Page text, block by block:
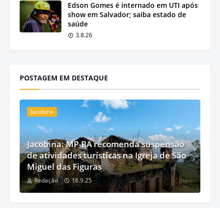
Edson Gomes é internado em UTI após
show em Salvador; saiba estado de
saúde
3.8.26
POSTAGEM EM DESTAQUE
Jacobina
Jacobina: MP-BA recomenda suspensão
de atividades turísticas na Igreja de São
Miguel das Figuras
Redação 16.9.25